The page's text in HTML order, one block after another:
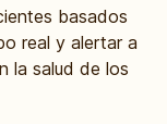
basados
real y alertar a
la salud de los